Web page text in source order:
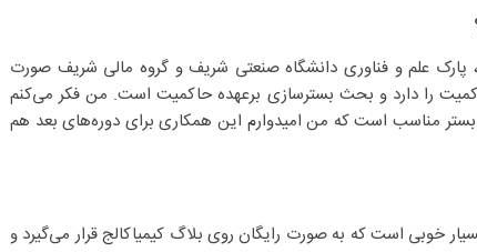
پارک علم و فناوری دانشگاه صنعتی شریف و گروه مالی شریف صورت
را دارد و بحث بسترسازی برعهده حاکمیت است. من فکر می‌کنم
بستر مناسب است‌ که من امیدوارم این همکاری برای دوره‌های بعد هم
خوبی است که به صورت رایگان روی بلاگ کیمیاکالج قرار می‌گیرد و